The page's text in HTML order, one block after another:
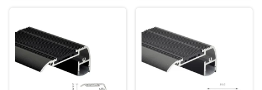
profili dell'estrusione
del LED per la luce di
striscia principale